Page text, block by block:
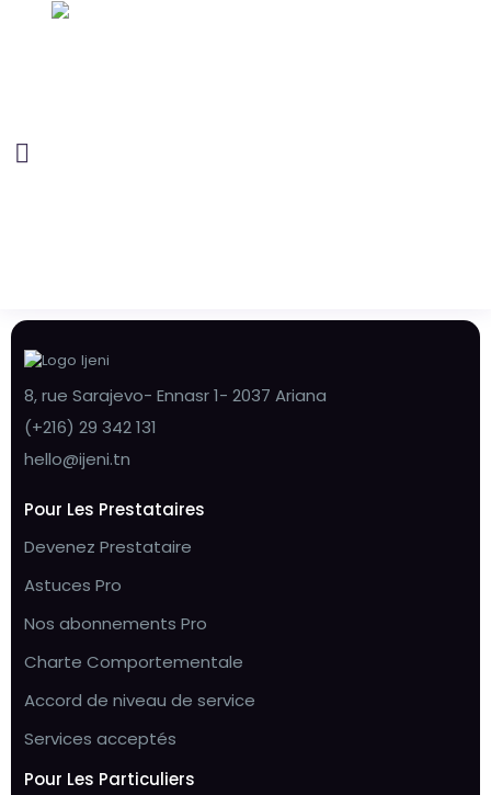
8, rue Sarajevo- Ennasr 1- 2037 Ariana
(+216) 29 342 131
hello@ijeni.tn
Pour Les Prestataires
Devenez Prestataire
Astuces Pro
Nos abonnements Pro
Charte Comportementale
Accord de niveau de service
Services acceptés
Pour Les Particuliers